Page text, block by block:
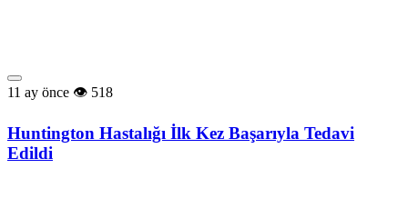
11 ay önce 518
Huntington Hastalığı İlk Kez Başarıyla Tedavi
Edildi